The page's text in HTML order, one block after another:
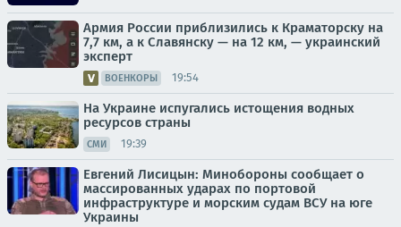
Армия России приблизились к Краматорску на
7,7 км, а к Славянску — на 12 км, — украинский
эксперт
ВОЕНКОРЫ 19:54
На Украине испугались истощения водных
ресурсов страны
СМИ 19:39
Евгений Лисицын: Минобороны сообщает о
массированных ударах по портовой
инфраструктуре и морским судам ВСУ на юге
Украины